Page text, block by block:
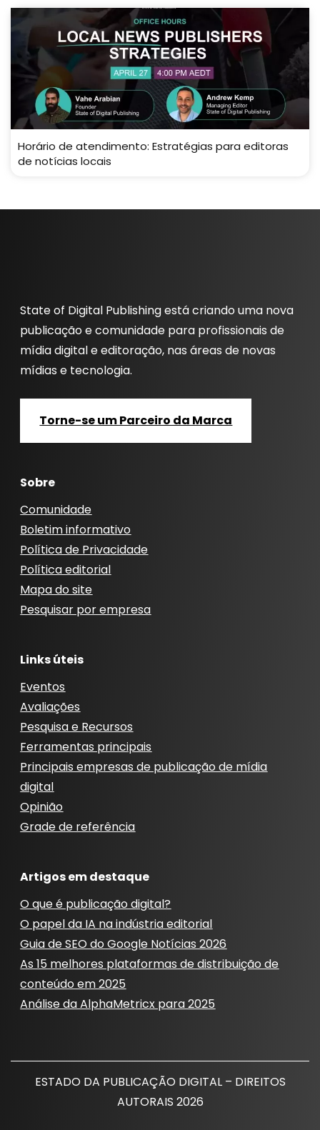
Horário de atendimento: Estratégias para editoras
de notícias locais
State of Digital Publishing está criando uma nova
publicação e comunidade para profissionais de
mídia digital e editoração, nas áreas de novas
mídias e tecnologia.
Torne-se um Parceiro da Marca
Sobre
Comunidade
Boletim informativo
Política de Privacidade
Política editorial
Mapa do site
Pesquisar por empresa
Links úteis
Eventos
Avaliações
Pesquisa e Recursos
Ferramentas principais
Principais empresas de publicação de mídia
digital
Opinião
Grade de referência
Artigos em destaque
O que é publicação digital?
O papel da IA ​​na indústria editorial
Guia de SEO do Google Notícias 2026
As 15 melhores plataformas de distribuição de
conteúdo em 2025
Análise da AlphaMetricx para 2025
ESTADO DA PUBLICAÇÃO DIGITAL – DIREITOS
AUTORAIS 2026